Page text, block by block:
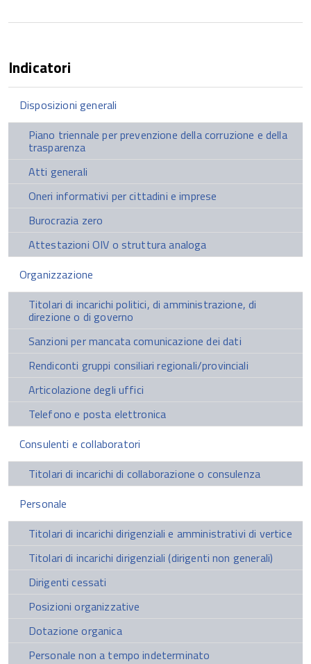
Indicatori
Disposizioni generali
Piano triennale per prevenzione della corruzione e della
trasparenza
Atti generali
Oneri informativi per cittadini e imprese
Burocrazia zero
Attestazioni OIV o struttura analoga
Organizzazione
Titolari di incarichi politici, di amministrazione, di
direzione o di governo
Sanzioni per mancata comunicazione dei dati
Rendiconti gruppi consiliari regionali/provinciali
Articolazione degli uffici
Telefono e posta elettronica
Consulenti e collaboratori
Titolari di incarichi di collaborazione o consulenza
Personale
Titolari di incarichi dirigenziali e amministrativi di vertice
Titolari di incarichi dirigenziali (dirigenti non generali)
Dirigenti cessati
Posizioni organizzative
Dotazione organica
Personale non a tempo indeterminato